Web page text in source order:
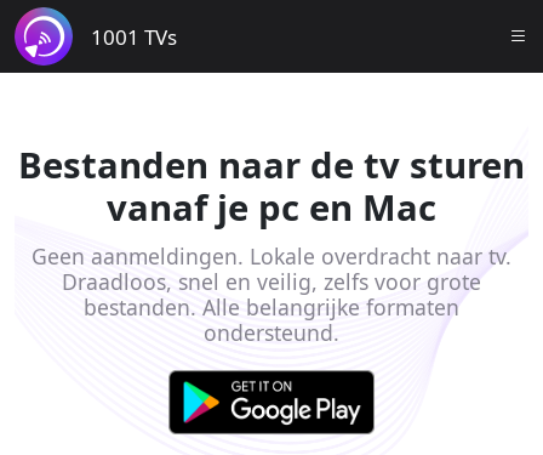
1001 TVs
Bestanden naar de tv sturen
vanaf je pc en Mac
Geen aanmeldingen. Lokale overdracht naar tv.
Draadloos, snel en veilig, zelfs voor grote
bestanden. Alle belangrijke formaten
ondersteund.